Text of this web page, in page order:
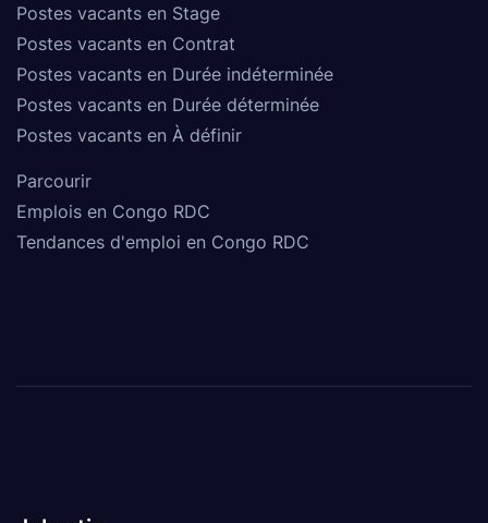
Postes vacants en Stage
Postes vacants en Contrat
Postes vacants en Durée indéterminée
Postes vacants en Durée déterminée
Postes vacants en À définir
Parcourir
Emplois en Congo RDC
Tendances d'emploi en Congo RDC